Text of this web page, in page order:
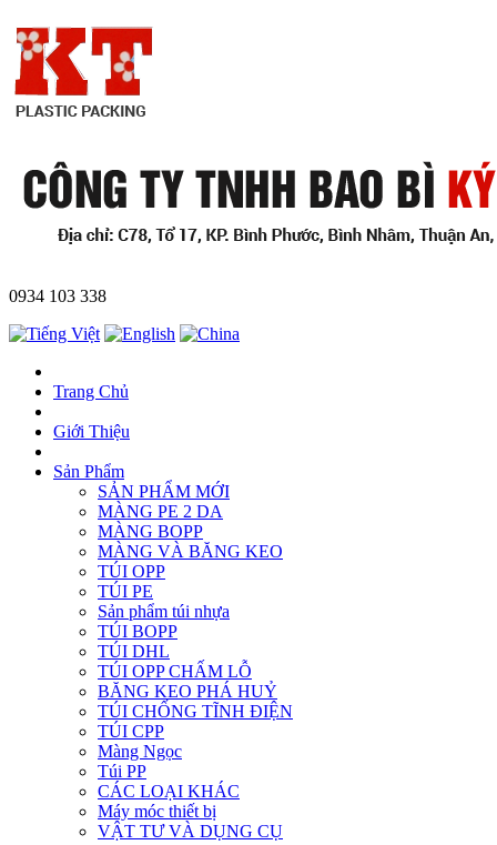
0934 103 338
Trang Chủ
Giới Thiệu
Sản Phẩm
SẢN PHẨM MỚI
MÀNG PE 2 DA
MÀNG BOPP
MÀNG VÀ BĂNG KEO
TÚI OPP
TÚI PE
Sản phẩm túi nhựa
TÚI BOPP
TÚI DHL
TÚI OPP CHẤM LỖ
BĂNG KEO PHÁ HUỶ
TÚI CHỐNG TĨNH ĐIỆN
TÚI CPP
Màng Ngọc
Túi PP
CÁC LOẠI KHÁC
Máy móc thiết bị
VẬT TƯ VÀ DỤNG CỤ